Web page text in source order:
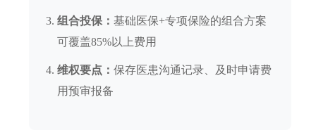
组合投保： 基础医保+专项保险的组合方案
可覆盖85%以上费用
维权要点： 保存医患沟通记录、及时申请费
用预审报备